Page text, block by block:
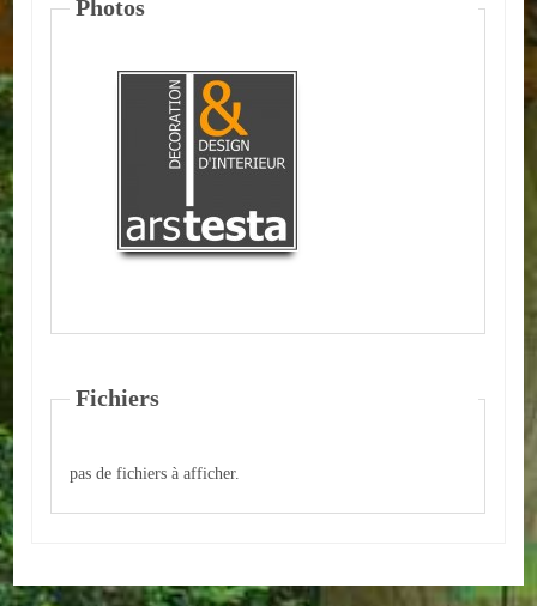
ASSOCIATIONS
Culturelles
Parents d'élèves
Photos
Fichiers
pas de fichiers à afficher.